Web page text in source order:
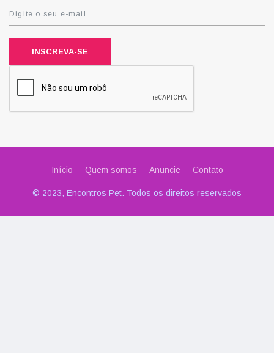
INSCREVA-SE
Início Quem somos Anuncie Contato
© 2023, Encontros Pet. Todos os direitos reservados